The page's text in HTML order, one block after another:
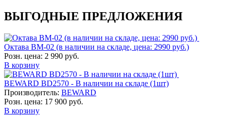
ВЫГОДНЫЕ ПРЕДЛОЖЕНИЯ
Октава ВМ-02 (в наличии на складе, цена: 2990 руб.)
Розн. цена: 2 990 руб.
В корзину
BEWARD BD2570 - В наличии на складе (1шт)
Производитель: BEWARD
Розн. цена: 17 900 руб.
В корзину